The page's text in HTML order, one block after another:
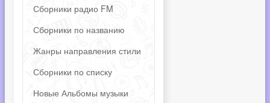
Сборники радио FM
Сборники по названию
Жанры направления стили
Сборники по списку
Новые Альбомы музыки